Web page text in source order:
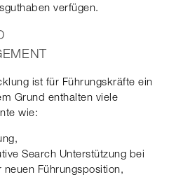
verfügen.
ist für Führungskräfte ein
Grund enthalten viele
wie:
Search Unterstützung bei
Führungsposition,